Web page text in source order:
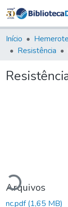
Início
Resistência
Arquivos
nc.pdf(1,65 MB)